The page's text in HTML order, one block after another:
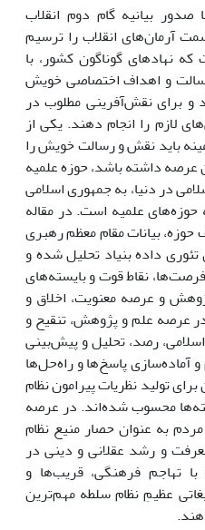
بیانیه گام دوم انقلاب
آرمان‌های انقلاب را ترسیم
که نهادهای گوناگون کشور، با
رسالت و اهداف اختصاصی خویش
و برای نقش‌آفرینی مطلوب در
لازم را انجام دهند. یکی از
باید نقش و رسالت خویش را
داشته باشد، حوزه علمیه
در دنیا، به جمهوری اسلامی
حوزه‌های علمیه است. در مقاله
حوزه، بیانات مقام معظم رهبری
داده بنیاد تحلیل شده و
نقاط قوت و بایسته‌های
و عرصه معنویت، اخلاق و
علم و پژوهش، تنقیح و
رصد، تحلیل و پیش‌بینی
آماده‌سازی پاسخ‌ها و راه‌حل‌ها
تولید نظریات پیرامون نظام
محسوب شده‌اند. در عرصه
به عنوان حصار منیع نظام
و رشد عقلانی و دینی در
تهاجم فرهنگی، قریب‌ها و
عظیمِ نظام سلطه مهم‌ترین